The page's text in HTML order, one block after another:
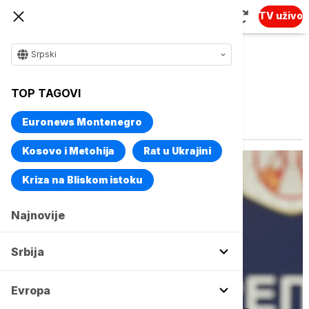
TV uživo
Srpski
TOP TAGOVI
Euronews Montenegro
Kosovo i Metohija Rat u Ukrajini
Kriza na Bliskom istoku
Najnovije
Srbija
Evropa
Vise o temi
Epidemiološke mere